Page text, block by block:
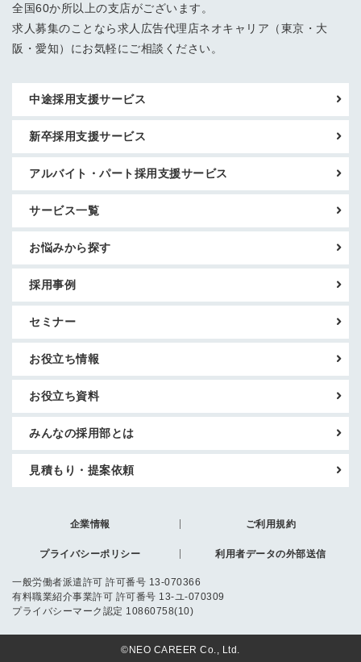
全国60か所以上の支店がございます。
求人募集のことなら求人広告代理店ネオキャリア（東京・大
阪・愛知）にお気軽にご相談ください。
中途採用支援サービス
新卒採用支援サービス
アルバイト・パート採用支援サービス
サービス一覧
お悩みから探す
採用事例
セミナー
お役立ち情報
お役立ち資料
みんなの採用部とは
見積もり・提案依頼
企業情報 ご利用規約
プライバシーポリシー 利用者データの外部送信
一般労働者派遣許可 許可番号 13-070366
有料職業紹介事業許可 許可番号 13-ユ-070309
プライバシーマーク認定 10860758(10)
©NEO CAREER Co., Ltd.